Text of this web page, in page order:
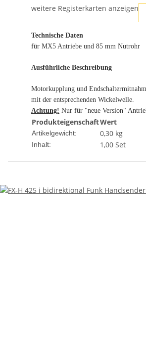
weitere Registerkarten anzeigen
Technische Daten
für MX5 Antriebe und 85 mm Nutrohr
Ausführliche Beschreibung
Motorkupplung und
mit der entsprechenden Wickelwelle.
Achtung! Nur für "neue Version"
ProdukteigenschaftWert
Artikelgewicht: 0,30 kg
Inhalt: 1,00 Set